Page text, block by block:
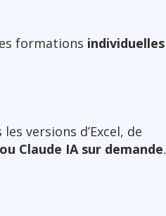
formations individuelles
versions d’Excel, de
Claude IA sur demande.